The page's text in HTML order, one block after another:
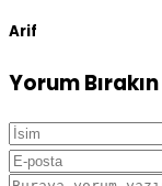
Arif
Yorum Bırakın